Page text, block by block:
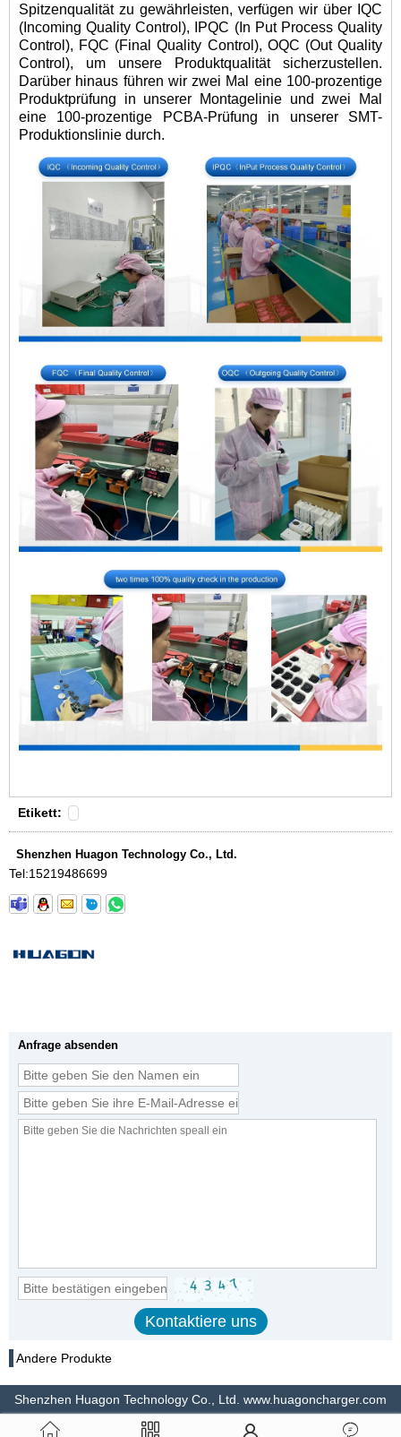
Spitzenqualität zu gewährleisten, verfügen wir über IQC
(Incoming Quality Control), IPQC (In Put Process Quality
Control), FQC (Final Quality Control), OQC (Out Quality
Control), um unsere Produktqualität sicherzustellen.
Darüber hinaus führen wir zwei Mal eine 100-prozentige
Produktprüfung in unserer Montagelinie und zwei Mal
eine 100-prozentige PCBA-Prüfung in unserer SMT-
Produktionslinie durch.
Etikett:
Shenzhen Huagon Technology Co., Ltd.
Tel:15219486699
Anfrage absenden
Andere Produkte
Shenzhen Huagon Technology Co., Ltd. www.huagoncharger.com